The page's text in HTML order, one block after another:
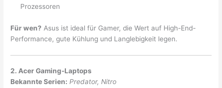
Prozessoren
Für wen? Asus ist ideal für Gamer, die Wert auf High-End-
Performance, gute Kühlung und Langlebigkeit legen.
2. Acer Gaming-Laptops
Bekannte Serien: Predator, Nitro